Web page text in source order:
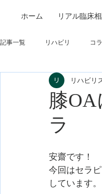
ホーム リアル臨床
記事一覧 リハビリ コ
制度関連 学
フィジカルアセスメント
膝
ラ
リハビリ
安齋です！
今回はセラ
しています。